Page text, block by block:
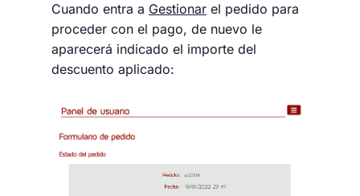
Cuando entra a Gestionar el pedido para
proceder con el pago, de nuevo le
aparecerá indicado el importe del
descuento aplicado: